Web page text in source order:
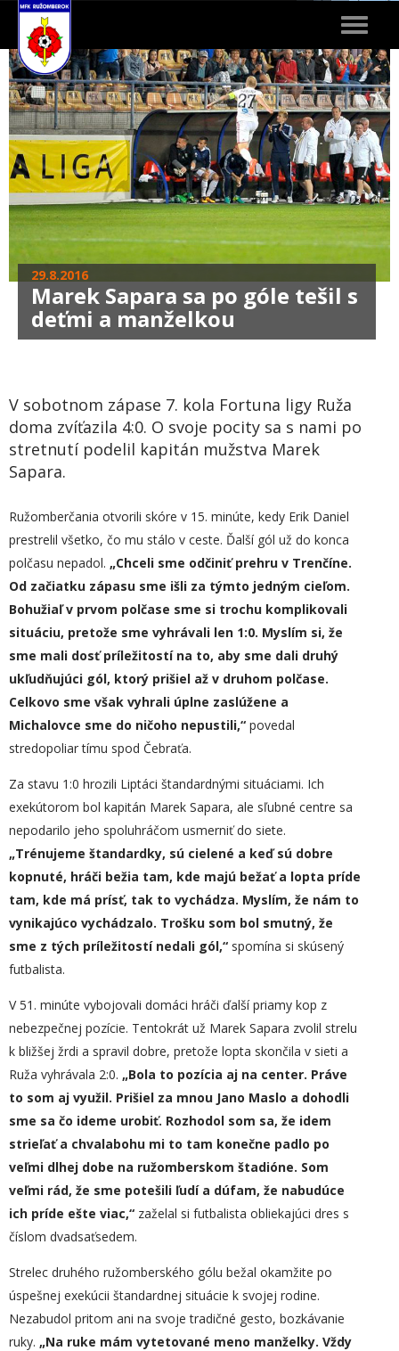
Toggle
29.8.2016
Marek Sapara sa po góle tešil s
deťmi a manželkou
V sobotnom zápase 7. kola Fortuna ligy Ruža
doma zvíťazila 4:0. O svoje pocity sa s nami po
stretnutí podelil kapitán mužstva Marek
Sapara.
Ružomberčania otvorili skóre v 15. minúte, kedy Erik Daniel
prestrelil všetko, čo mu stálo v ceste. Ďalší gól už do konca
polčasu nepadol. „Chceli sme odčiniť prehru v Trenčíne.
Od začiatku zápasu sme išli za týmto jedným cieľom.
Bohužiaľ v prvom polčase sme si trochu komplikovali
situáciu, pretože sme vyhrávali len 1:0. Myslím si, že
sme mali dosť príležitostí na to, aby sme dali druhý
ukľudňujúci gól, ktorý prišiel až v druhom polčase.
Celkovo sme však vyhrali úplne zaslúžene a
Michalovce sme do ničoho nepustili,“ povedal
stredopoliar tímu spod Čebraťa.
Za stavu 1:0 hrozili Liptáci štandardnými situáciami. Ich
exekútorom bol kapitán Marek Sapara, ale sľubné centre sa
nepodarilo jeho spoluhráčom usmerniť do siete.
„Trénujeme štandardky, sú cielené a keď sú dobre
kopnuté, hráči bežia tam, kde majú bežať a lopta príde
tam, kde má prísť, tak to vychádza. Myslím, že nám to
vynikajúco vychádzalo. Trošku som bol smutný, že
sme z tých príležitostí nedali gól,“ spomína si skúsený
futbalista.
V 51. minúte vybojovali domáci hráči ďalší priamy kop z
nebezpečnej pozície. Tentokrát už Marek Sapara zvolil strelu
k bližšej žrdi a spravil dobre, pretože lopta skončila v sieti a
Ruža vyhrávala 2:0. „Bola to pozícia aj na center. Práve
to som aj využil. Prišiel za mnou Jano Maslo a dohodli
sme sa čo ideme urobiť. Rozhodol som sa, že idem
strieľať a chvalabohu mi to tam konečne padlo po
veľmi dlhej dobe na ružomberskom štadióne. Som
veľmi rád, že sme potešili ľudí a dúfam, že nabudúce
ich príde ešte viac,“ zaželal si futbalista obliekajúci dres s
číslom dvadsaťsedem.
Strelec druhého ružomberského gólu bežal okamžite po
úspešnej exekúcii štandardnej situácie k svojej rodine.
Nezabudol pritom ani na svoje tradičné gesto, bozkávanie
ruky. „Na ruke mám vytetované meno manželky. Vždy